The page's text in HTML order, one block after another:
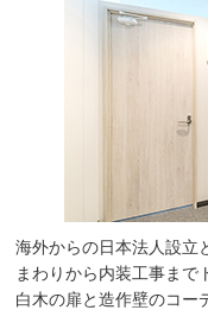
海外からの日本法人設立
まわりから内装工事まで
白木の扉と造作壁のコー